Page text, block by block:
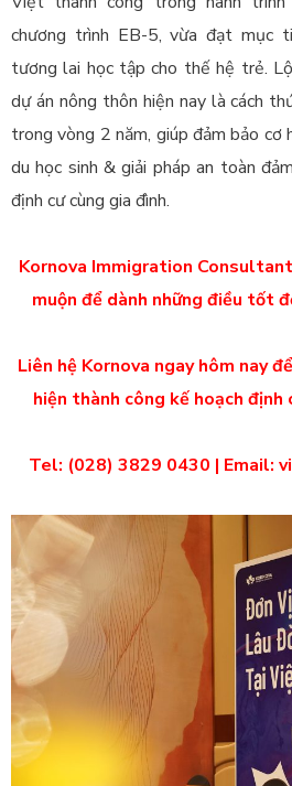
chương trình EB-5, vừa đạt mục
tương lai học tập cho thế hệ trẻ.
dự án nông thôn hiện nay là cách
trong vòng 2 năm, giúp đảm bảo cơ
du học sinh & giải pháp an toàn
định cư cùng gia đình.
Kornova Immigration
muộn để dành những điều tốt
Liên hệ Kornova ngay hôm nay
hiện thành công kế hoạch định
Tel: (028) 3829 0430 | Email: